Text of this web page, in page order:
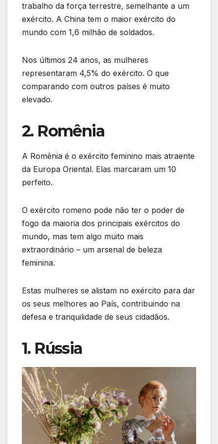
trabalho da força terrestre, semelhante a um
exército. A China tem o maior exército do
mundo com 1,6 milhão de soldados.
Nos últimos 24 anos, as mulheres
representaram 4,5% do exército. O que
comparando com outros países é muito
elevado.
2. Romênia
A Romênia é o exército feminino mais atraente
da Europa Oriental. Elas marcaram um 10
perfeito.
O exército romeno pode não ter o poder de
fogo da maioria dos principais exércitos do
mundo, mas tem algo muito mais
extraordinário – um arsenal de beleza
feminina.
Estas mulheres se alistam no exército para dar
os seus melhores ao País, contribuindo na
defesa e tranquilidade de seus cidadãos.
1. Rússia